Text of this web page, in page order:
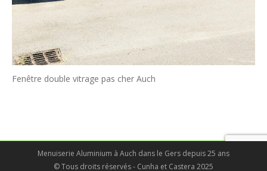
Fenêtre double vitrage pas cher Auch
Menuiserie Aluminium à Auch dans le Gers depuis 25 ans
© Tous droits réservés - Cunha et Castera 2025